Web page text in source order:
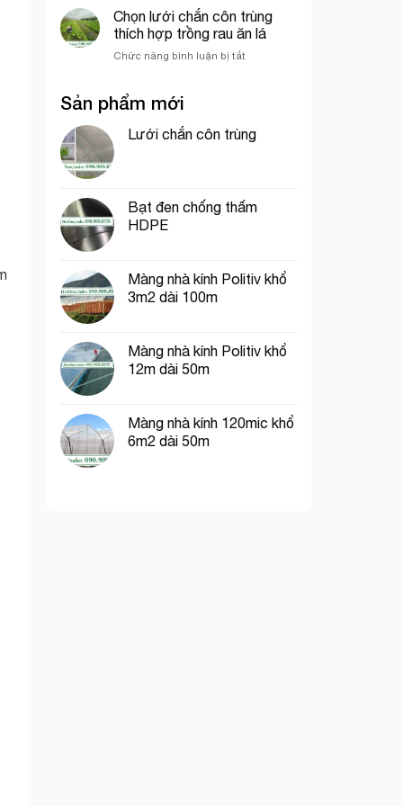
kim
Hàn
sầu
riêng
chắn
côn
trùng
Chọn lưới chắn côn trùng
thích hợp trồng rau ăn lá
Chức năng bình luận bị tắt
trùng
thích
ăn
Sản phẩm mới
Lưới chắn côn trùng
Bạt đen chống thấm
HDPE
Màng nhà kính Politiv khổ
3m2 dài 100m
Màng nhà kính Politiv khổ
12m dài 50m
Màng nhà kính 120mic khổ
6m2 dài 50m